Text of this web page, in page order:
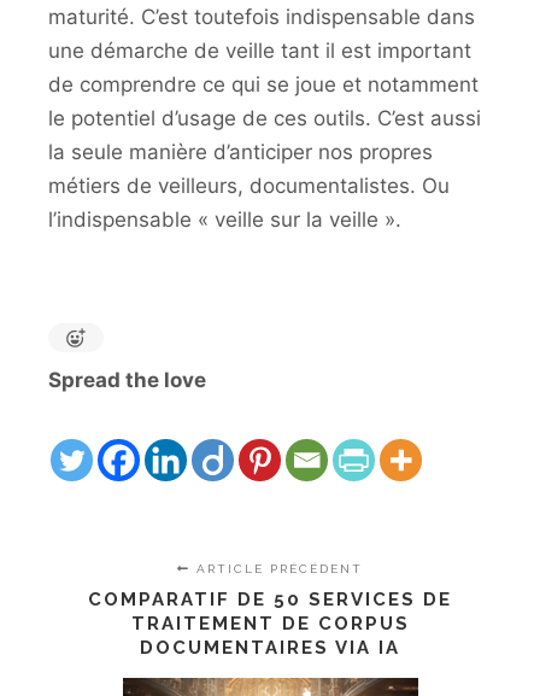
maturité. C’est toutefois indispensable dans
une démarche de veille tant il est important
de comprendre ce qui se joue et notamment
le potentiel d’usage de ces outils. C’est aussi
la seule manière d’anticiper nos propres
métiers de veilleurs, documentalistes. Ou
l’indispensable « veille sur la veille ».
Spread the love
ARTICLE PRÉCÉDENT
COMPARATIF DE 50 SERVICES DE
TRAITEMENT DE CORPUS
DOCUMENTAIRES VIA IA